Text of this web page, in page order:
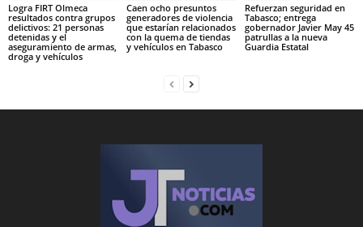
Logra FIRT Olmeca
resultados contra grupos
delictivos: 21 personas
detenidas y el
aseguramiento de armas,
droga y vehículos
Caen ocho presuntos
generadores de violencia
que estarían relacionados
con la quema de tiendas
y vehículos en Tabasco
Refuerzan seguridad en
Tabasco; entrega
gobernador Javier May 45
patrullas a la nueva
Guardia Estatal